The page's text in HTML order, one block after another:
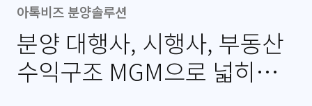
아톡비즈 분양솔루션
분양 대행사, 시행사, 부동산
수익구조 MGM으로 넓히는